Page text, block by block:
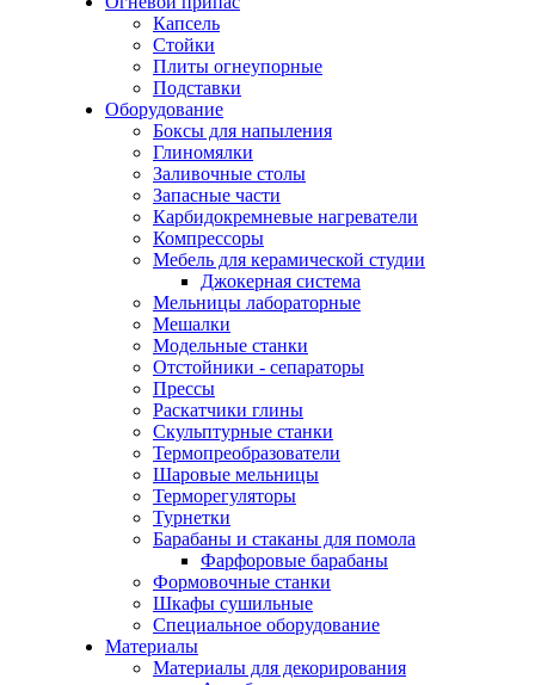
Капсель
Стойки
Плиты огнеупорные
Подставки
Оборудование
Боксы для напыления
Глиномялки
Заливочные столы
Запасные части
Карбидокремневые нагреватели
Компрессоры
Мебель для керамической студии
Джокерная система
Мельницы лабораторные
Мешалки
Модельные станки
Отстойники - сепараторы
Прессы
Раскатчики глины
Скульптурные станки
Термопреобразователи
Шаровые мельницы
Терморегуляторы
Турнетки
Барабаны и стаканы для помола
Фарфоровые барабаны
Формовочные станки
Шкафы сушильные
Специальное оборудование
Материалы
Материалы для декорирования